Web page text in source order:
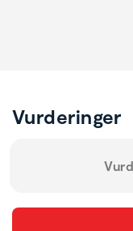
Vurderinger